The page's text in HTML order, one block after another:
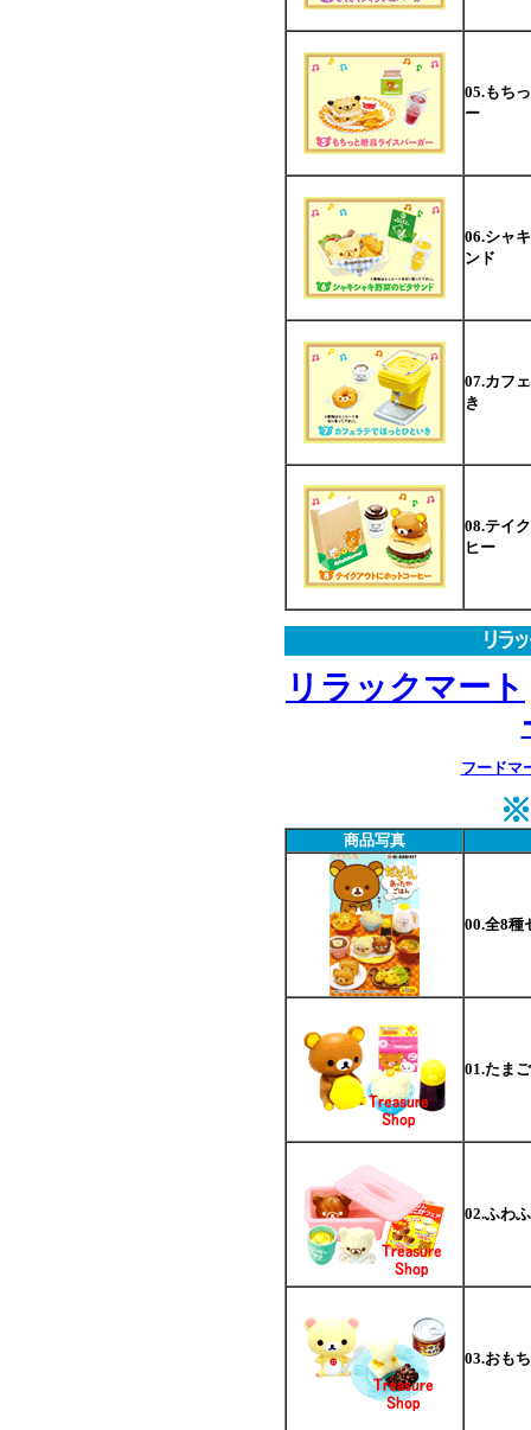
05.もち
ー
06.シャ
ンド
07.カフ
き
08.テイ
ヒー
リラックマート
フードマ
※
商品写真
00.全8種
01.たま
02.ふわ
03.おも